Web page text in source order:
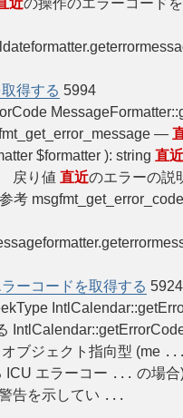
得する 5994
—
$formatter ): string 直近
戻り値 直近のエラーの説
考
ーコードを取得する 5924
ブジェクト指向型 (me
ICU エラーコー ... の場
告を示してい ...